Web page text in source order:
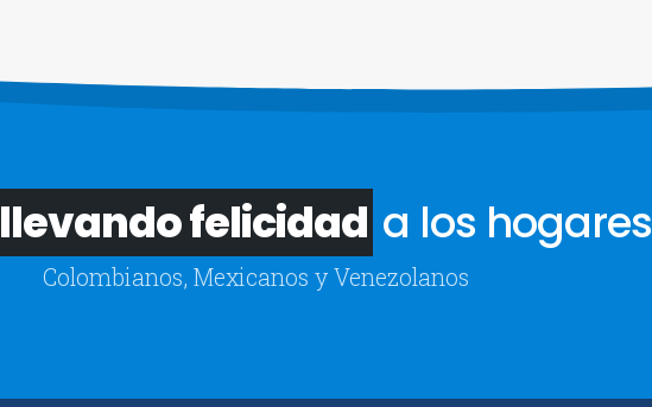
llevando felicidad a los hogares
Colombianos, Mexicanos y Venezolanos